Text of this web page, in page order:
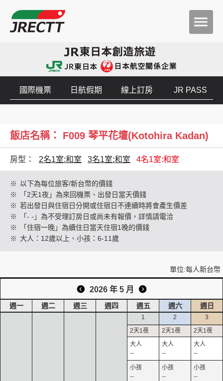
國際機票 日航假期 線上訂房 JR PASS
飯店名稱： F009 琴平花壇(Kotohira Kadan)
房型： 2名1室:和室 3名1室:和室 4名1室:和室
※ 以下為每位旅客/新台幣的價錢
※
「2天1夜」為來回機票、出發日當天價錢
※ 若出發日與住宿日分開或住宿日不連續時將會產生價差
※
「- -」為不受理訂房日或尚未有報價，詳情請電洽
※
「住宿一晚」為續住日當天住宿1晚的價錢
※ 大人：12歲以上、小孩：6-11歲
單位:每人新台幣
2026 年 5 月
週一 週二 週三 週四 週五 週六 週日
1
--
--
2
--
--
3
--
--